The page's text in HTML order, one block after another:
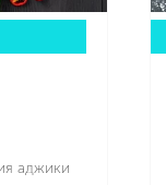
аджики